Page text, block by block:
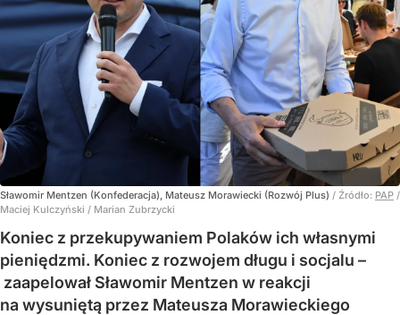
Sławomir Mentzen (Konfederacja), Mateusz Morawiecki (Rozwój Plus) / Źródło: PAP /
Maciej Kulczyński / Marian Zubrzycki
Koniec z przekupywaniem Polaków ich własnymi
pieniędzmi. Koniec z rozwojem długu i socjalu –
zaapelował Sławomir Mentzen w reakcji
na wysuniętą przez Mateusza Morawieckiego